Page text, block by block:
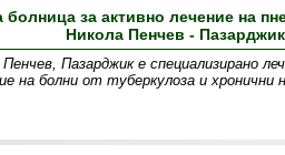
болница за активно лечение на
Никола Пенчев -
Пазарджик е специализирано
на болни от туберкулоза и хронични